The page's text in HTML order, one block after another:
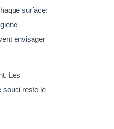
surface:
envisager
Les
souci reste le